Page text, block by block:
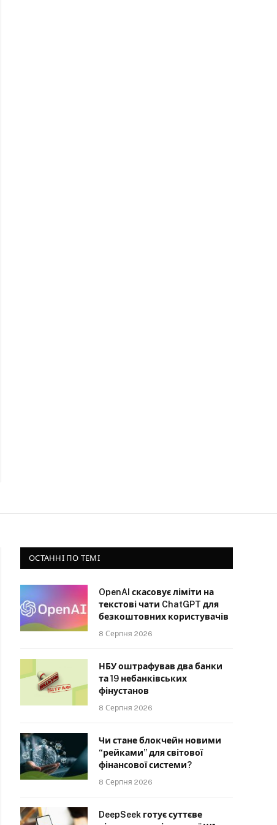
ОСТАННІ ПО ТЕМІ
OpenAI скасовує ліміти на
текстові чати ChatGPT для
безкоштовних користувачів
8 Серпня 2026
НБУ оштрафував два банки
та 19 небанківських
фінустанов
8 Серпня 2026
Чи стане блокчейн новими
“рейками” для світової
фінансової системи?
8 Серпня 2026
DeepSeek готує суттєве